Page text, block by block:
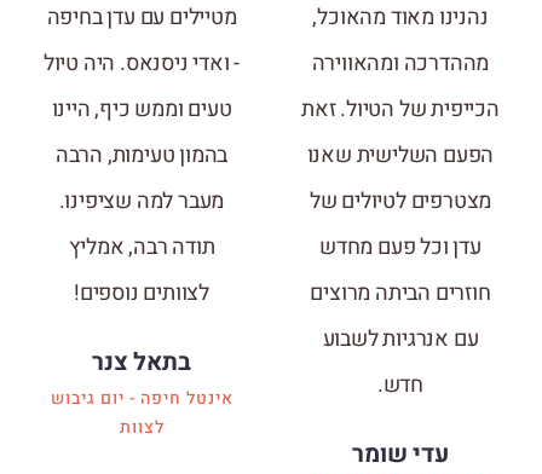
נהנינו מאוד מהאוכל,
מההדרכה ומהאווירה
הכייפית של הטיול. זאת
הפעם השלישית שאנו
מצטרפים לטיולים של
עדן וכל פעם מחדש
חוזרים הביתה מרוצים
עם אנרגיות לשבוע
חדש.
עדי שומר
מטיילים עם עדן בחיפה
- ואדי ניסנאס. היה טיול
טעים וממש כיף, היינו
בהמון טעימות, הרבה
מעבר למה שציפינו.
תודה רבה, אמליץ
לצוותים נוספים!
בתאל צנר
אינטל חיפה - יום גיבוש
לצוות